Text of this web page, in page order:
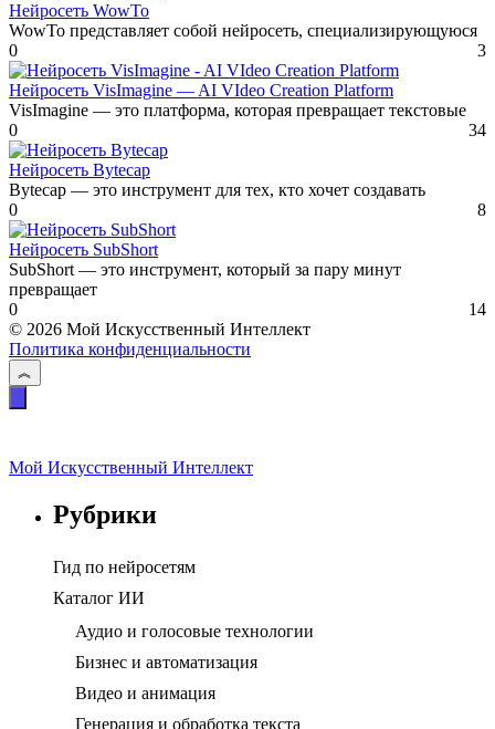
Нейросеть WowTo
WowTo представляет собой нейросеть, специализирующуюся
0
3
Нейросеть VisImagine — AI VIdeo Creation Platform
VisImagine — это платформа, которая превращает текстовые
0
34
Нейросеть Bytecap
Bytecap — это инструмент для тех, кто хочет создавать
0
8
Нейросеть SubShort
SubShort — это инструмент, который за пару минут
превращает
0
14
© 2026 Мой Искусственный Интеллект
Политика конфиденциальности
Мой Искусственный Интеллект
Рубрики
Гид по нейросетям
Каталог ИИ
Аудио и голосовые технологии
Бизнес и автоматизация
Видео и анимация
Генерация и обработка текста